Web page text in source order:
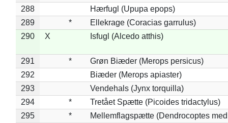
288
Hærfugl (Upupa epops)
289
*
Ellekrage (Coracias garrulus)
290
X Isfugl (Alcedo atthis)
291 *
Grøn Biæder (Merops persicus)
292
Biæder (Merops apiaster)
293
Vendehals (Jynx torquilla)
294
*
Tretået Spætte (Picoides tridactylus)
295
*
Mellemflagspætte (Dendrocoptes